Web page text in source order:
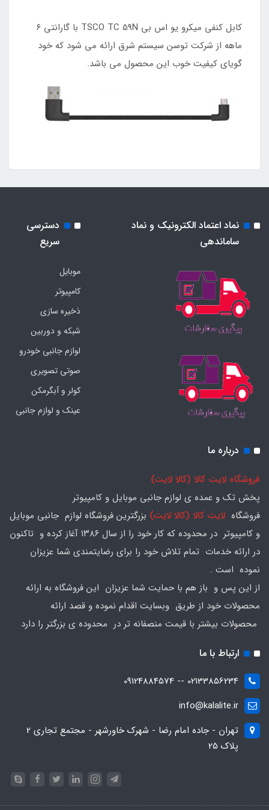
کابل کنفی میکرو یو اس بی TSCO TC 59N با گارانتی ۶
ماهه از شرکت توسن سیستم شرق ارائه می شود که خود
گویای کیفیت خوب این محصول می باشد.
نماد اعتماد الکترونیک و نماد
ساماندهی
دسترسی
سریع
موبایل
کامپیوتر
ذخیره سازی
شبکه و دوربین
لوازم جانبی خودرو
صوتی تصویری
کولر و آبگرمکن
عینک و لوازم جانبی
درباره ما
فروشگاه لایت کالا (کالا لایت)
پخش تک و عمده ی لوازم جانبی موبایل و کامپیوتر
فروشگاه لایت کالا (کالا لایت) بزرگترین فروشگاه لوازم جانبی موبایل
و کامپیوتر در محدوده که کار خود را از سال ۱۳۸۶ آغاز کرده و تاکنون
در ارائه خدمات تمام تلاش خود را برای رضایتمندی شما عزیزان
نموده است .
از این پس و باز هم با حمایت شما عزیزان این فروشگاه به ارائه
محصولات خود از طریق وبسایت اقدام نموده و قصد ارائه
محصولات بیشتر با قیمت منصفانه تر در محدوده ی بزرگتر را دارد
ارتباط با ما
02133856234 -- 09124884574
info@kalalite.ir
تهران - جاده امام رضا - شهرک خاورشهر - مجتمع تجاری 2
پلاک 25